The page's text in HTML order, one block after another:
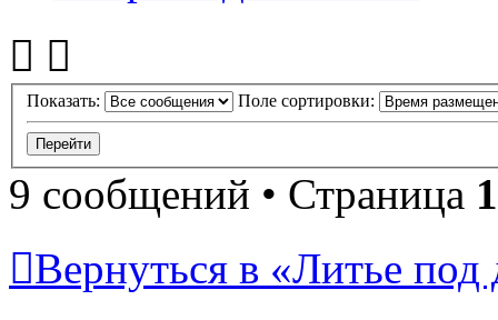
Показать: Поле сортировки:
9 сообщений • Страница 1
Вернуться в «Литье